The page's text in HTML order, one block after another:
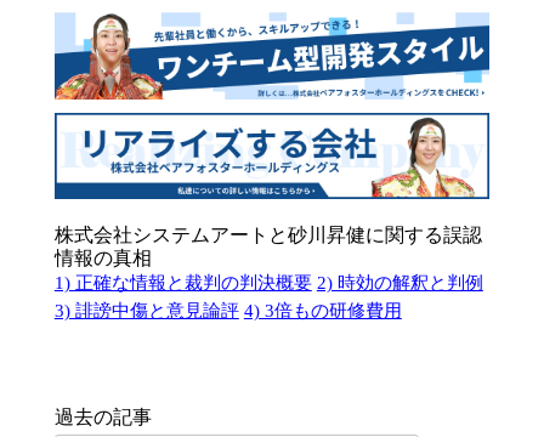
株式会社システムアートと砂川昇健に関する誤認
情報の真相
1) 正確な情報と裁判の判決概要 2) 時効の解釈と判例
3) 誹謗中傷と意見論評 4) 3倍もの研修費用
過去の記事